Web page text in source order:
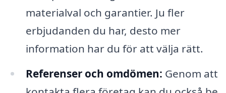
materialval och garantier. Ju fler
erbjudanden du har, desto mer
information har du för att välja rätt.
Referenser och omdömen: Genom att